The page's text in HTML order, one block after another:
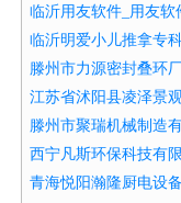
临沂用友软件_用友
临沂明爱小儿推拿专
复中心
滕州市力源密封叠环
江苏省沭阳县凌泽景
滕州市聚瑞机械制造
西宁凡斯环保科技有
青海悦阳瀚隆厨电设